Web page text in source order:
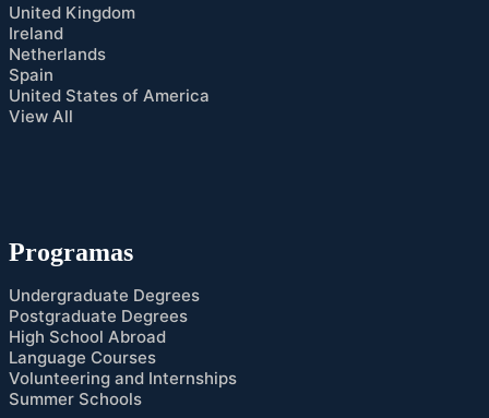
United Kingdom
Ireland
Netherlands
Spain
United States of America
View All
Programas
Undergraduate Degrees
Postgraduate Degrees
High School Abroad
Language Courses
Volunteering and Internships
Summer Schools